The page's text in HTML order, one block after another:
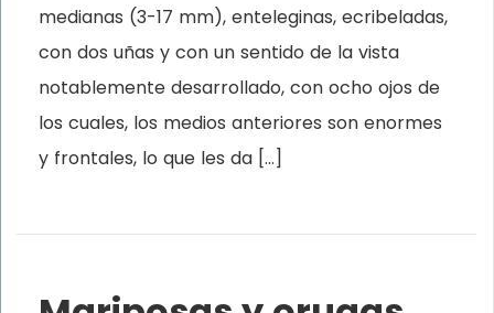
medianas (3-17 mm), enteleginas, ecribeladas,
con dos uñas y con un sentido de la vista
notablemente desarrollado, con ocho ojos de
los cuales, los medios anteriores son enormes
y frontales, lo que les da […]